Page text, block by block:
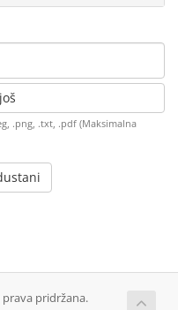
.png, .txt, .pdf (Maksimalna
pridržana.